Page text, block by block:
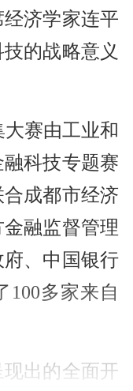
济学家连平
的战略意义
赛由工业和
科技专题赛
成都市经济
融监督管理
、中国银行
100多家来自
出的全面开